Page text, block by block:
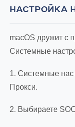
НАСТРОЙКА
macOS дружит с
Системные
1. Системные
Прокси.
2. Выбираете